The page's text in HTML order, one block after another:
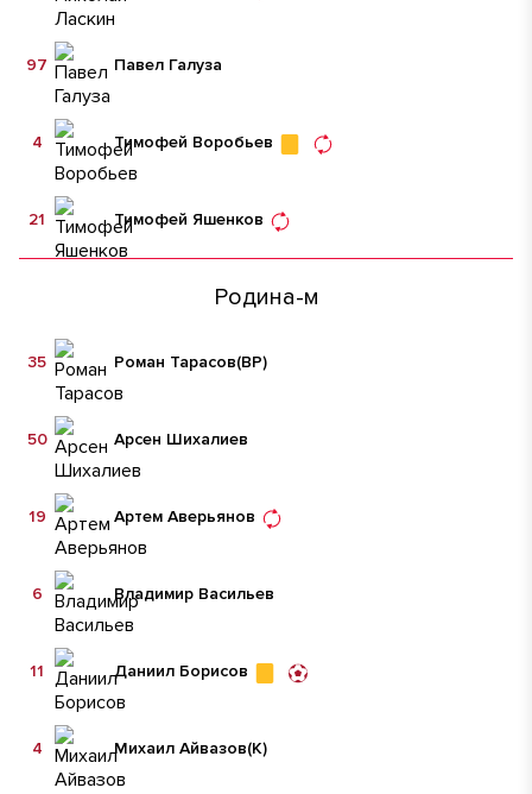
Павел Галуза
97
Тимофей Воробьев
4
Тимофей Яшенков
21
Родина-м
Роман Тарасов(ВР)
35
Арсен Шихалиев
50
Артем Аверьянов
19
Владимир Васильев
6
Даниил Борисов
11
Михаил Айвазов(К)
4